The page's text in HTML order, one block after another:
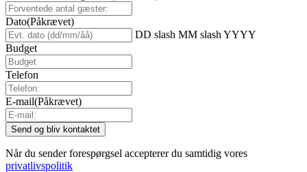
Dato(Påkrævet)
DD slash MM slash YYYY
Budget
Telefon
E-mail(Påkrævet)
Når du sender forespørgsel accepterer du samtidig vores
privatlivspolitik